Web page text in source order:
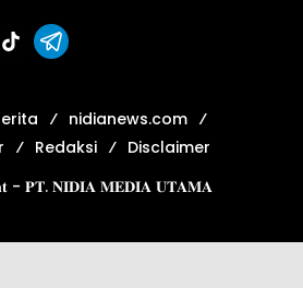
nidianews.com
Redaksi
Disclaimer
- 𝐏𝐓. 𝐍𝐈𝐃𝐈𝐀 𝐌𝐄𝐃𝐈𝐀 𝐔𝐓𝐀𝐌𝐀